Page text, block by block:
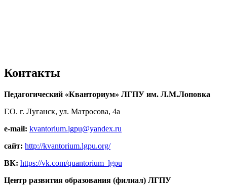
Контакты
Педагогический «Кванториум» ЛГПУ им. Л.М.Лоповка
Г.О. г. Луганск, ул. Матросова, 4а
e-mail: kvantorium.lgpu@yandex.ru
сайт: http://kvantorium.lgpu.org/
ВК: https://vk.com/quantorium_lgpu
Центр развития образования (филиал) ЛГПУ